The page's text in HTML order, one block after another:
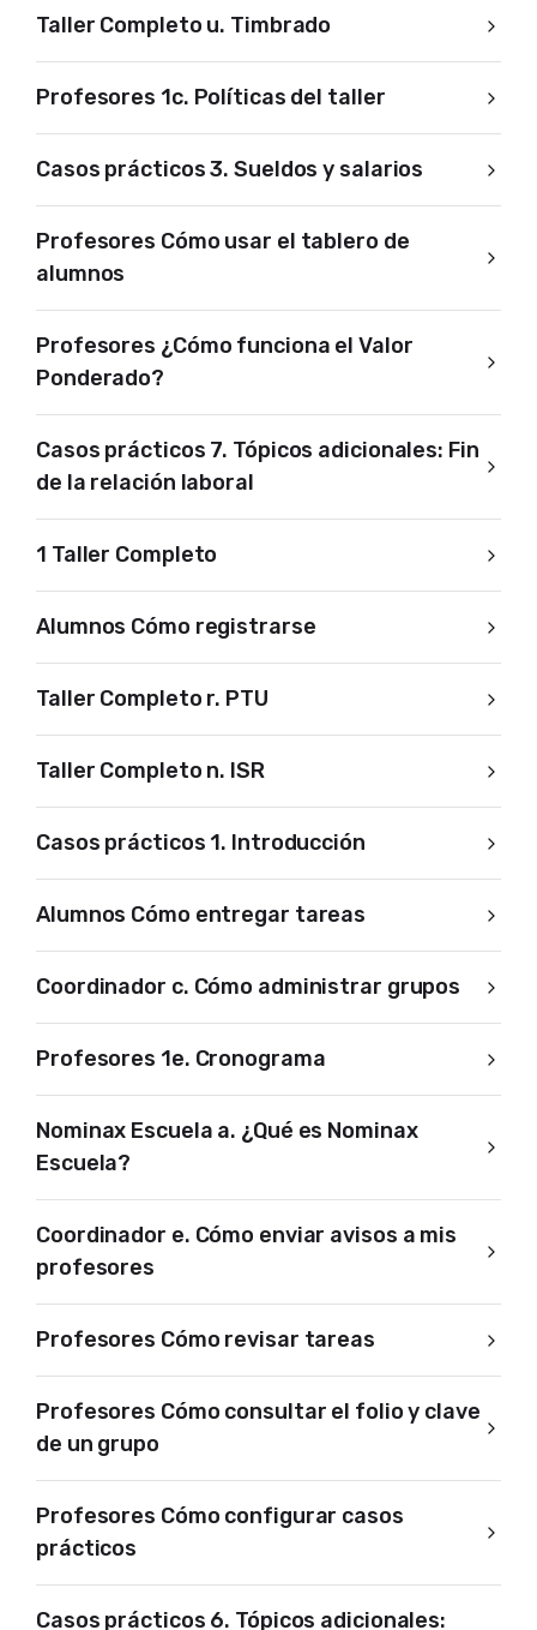
Taller Completo u. Timbrado
Profesores 1c. Políticas del taller
Casos prácticos 3. Sueldos y salarios
Profesores Cómo usar el tablero de
alumnos
Profesores ¿Cómo funciona el Valor
Ponderado?
Casos prácticos 7. Tópicos adicionales: Fin
de la relación laboral
1 Taller Completo
Alumnos Cómo registrarse
Taller Completo r. PTU
Taller Completo n. ISR
Casos prácticos 1. Introducción
Alumnos Cómo entregar tareas
Coordinador c. Cómo administrar grupos
Profesores 1e. Cronograma
Nominax Escuela a. ¿Qué es Nominax
Escuela?
Coordinador e. Cómo enviar avisos a mis
profesores
Profesores Cómo revisar tareas
Profesores Cómo consultar el folio y clave
de un grupo
Profesores Cómo configurar casos
prácticos
Casos prácticos 6. Tópicos adicionales: